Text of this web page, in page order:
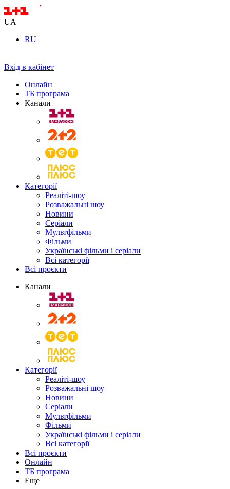
UA
RU
Вхід в кабінет
Онлайн
ТБ програма
Канали
Категорії
Реаліті-шоу
Розважальні шоу
Новини
Серіали
Мультфільми
Фільми
Українські фільми і серіали
Всі категорії
Всі проєкти
Канали
Категорії
Реаліті-шоу
Розважальні шоу
Новини
Серіали
Мультфільми
Фільми
Українські фільми і серіали
Всі категорії
Всі проєкти
Онлайн
ТБ програма
Еще